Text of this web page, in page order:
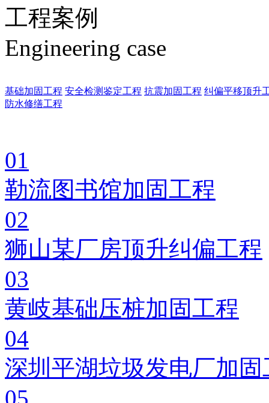
工程案例
Engineering case
基础加固工程 安全检测鉴定工程 抗震加固工程 纠偏平移顶升
防水修缮工程
01
勒流图书馆加固工程
02
狮山某厂房顶升纠偏工程
03
黄岐基础压桩加固工程
04
深圳平湖垃圾发电厂加固